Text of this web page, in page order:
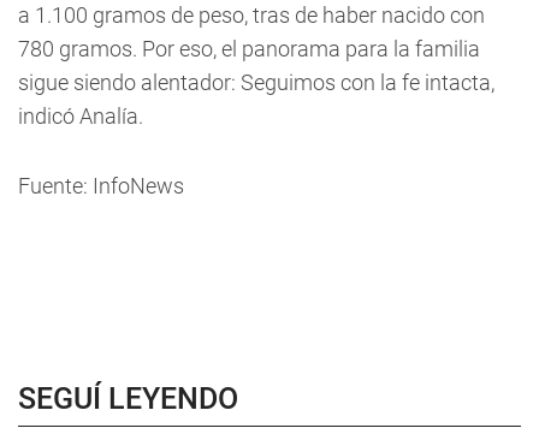
a 1.100 gramos de peso, tras de haber nacido con
780 gramos. Por eso, el panorama para la familia
sigue siendo alentador: Seguimos con la fe intacta,
indicó Analía.
Fuente: InfoNews
SEGUÍ LEYENDO